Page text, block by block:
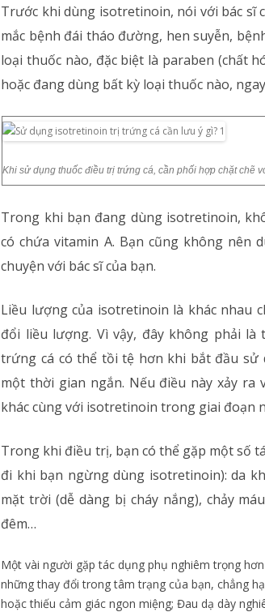
Hồ sơ năng lực
Bảng giá dịch vụ
Danh mục giá thuốc
Trước khi dùng isotretinoin, nói với bác sĩ
mắc bệnh đái tháo đường, hen suyễn,
loại thuốc nào, đặc biệt là paraben (chất
hoặc đang dùng bất kỳ loại thuốc nào,
Khi sử dụng thuốc điều trị trứng cá, cần phối hợp chặt chẽ
Trong khi bạn đang dùng isotretinoin,
có chứa vitamin A. Bạn cũng không nên
chuyện với bác sĩ của bạn.
Liều lượng của isotretinoin là khác nhau
đổi liều lượng. Vì vậy, đây không phải
trứng cá có thể tồi tệ hơn khi bắt đầu
một thời gian ngắn. Nếu điều này xảy ra
khác cùng với isotretinoin trong giai đoạn
Trong khi điều trị, bạn có thể gặp một số
đi khi bạn ngừng dùng isotretinoin): da
mặt trời (dễ dàng bị cháy nắng), chảy
đêm…
Một vài người gặp tác dụng phụ nghiêm trọng
những thay đổi trong tâm trạng của bạn, chẳng
hoặc thiếu cảm giác ngon miệng; Đau dạ dày